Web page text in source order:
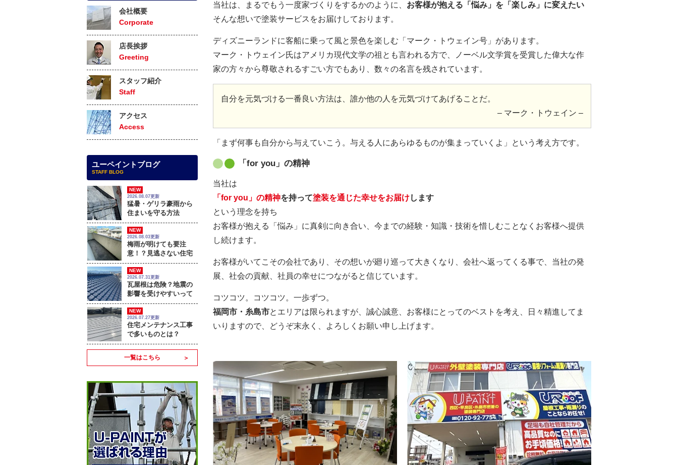
当社は、まるでもう一度家づくりをするかのように、 お客様が抱える「悩み」を「楽しみ」に変えたい
そんな想いで塗装サービスをお届けしております。
ディズニーランドに客船に乗って風と景色を楽しむ「マーク・トウェイン号」があります。
マーク・トウェイン氏はアメリカ現代文学の祖とも言われる方で、ノーベル文学賞を受賞した偉大な作
家の方々から尊敬されるすごい方でもあり、数々の名言を残されています。
自分を元気づける一番良い方法は、誰か他の人を元気づけてあげることだ。
– マーク・トウェイン –
「まず何事も自分から与えていこう。与える人にあらゆるものが集まっていくよ」という考え方です。
「for you」の精神
当社は
「for you」の精神を持って塗装を通じた幸せをお届けします
という理念を持ち
お客様が抱える「悩み」に真剣に向き合い、今までの経験・知識・技術を惜しむことなくお客様へ提供
し続けます。
お客様がいてこその会社であり、その想いが廻り巡って大きくなり、会社へ返ってくる事で、当社の発
展、社会の貢献、社員の幸せにつながると信じています。
コツコツ。コツコツ。一歩ずつ。
福岡市・糸島市とエリアは限られますが、誠心誠意、お客様にとってのベストを考え、日々精進してま
いりますので、どうぞ末永く、よろしくお願い申し上げます。
会社概要
Corporate
店長挨拶
Greeting
スタッフ紹介
Staff
アクセス
Access
ユーペイントブログ
STAFF BLOG
NEW
2026.08.07更新
猛暑・ゲリラ豪雨から
住まいを守る方法
NEW
2026.08.03更新
梅雨が明けても要注
意！？見逃さない住宅
のサイン
NEW
2026.07.31更新
瓦屋根は危険？地震の
影響を受けやすいって
本当？
NEW
2026.07.27更新
住宅メンテナンス工事
で多いものとは？
一覧はこちら